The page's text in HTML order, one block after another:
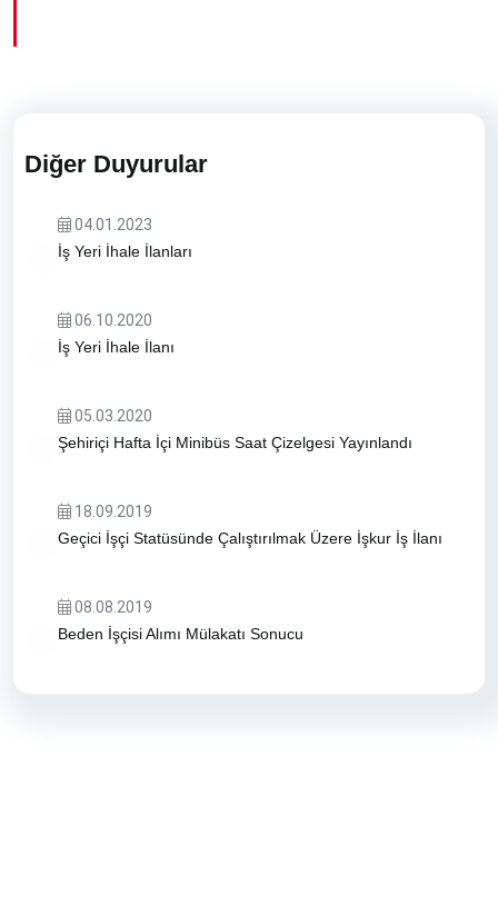
Diğer Duyurular
04.01.2023
İş Yeri İhale İlanları
06.10.2020
İş Yeri İhale İlanı
05.03.2020
Şehiriçi Hafta İçi Minibüs Saat Çizelgesi Yayınlandı
18.09.2019
Geçici İşçi Statüsünde Çalıştırılmak Üzere İşkur İş İlanı
08.08.2019
Beden İşçisi Alımı Mülakatı Sonucu